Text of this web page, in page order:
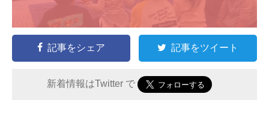
記事をシェア 記事をツイート
新着情報はTwitter で